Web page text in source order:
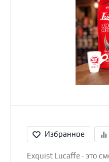
Избранное
Exquist Lucaffe - это